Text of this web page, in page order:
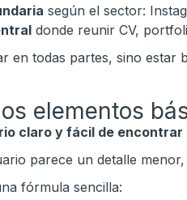
según el sector:
donde reunir CV,
en todas partes, sino estar
elementos
claro y fácil de encontrar
parece un detalle
fórmula sencilla: